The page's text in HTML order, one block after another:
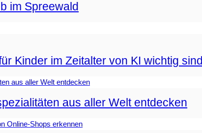
im Spreewald
Kinder im Zeitalter von KI wichtig sind
aus aller Welt entdecken